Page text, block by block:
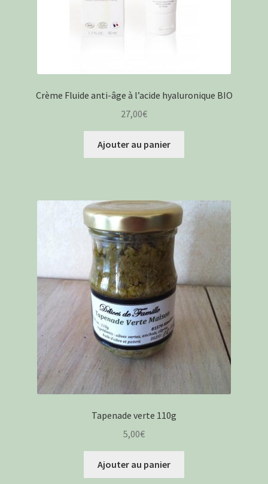
Crème Fluide anti-âge à l’acide hyaluronique BIO
27,00€
Ajouter au panier
Tapenade verte 110g
5,00€
Ajouter au panier